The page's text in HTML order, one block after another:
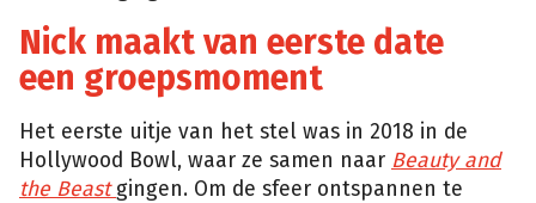
Nick maakt van eerste date
een groepsmoment
Het eerste uitje van het stel was in 2018 in de
Hollywood Bowl, waar ze samen naar Beauty and
the Beast gingen. Om de sfeer ontspannen te